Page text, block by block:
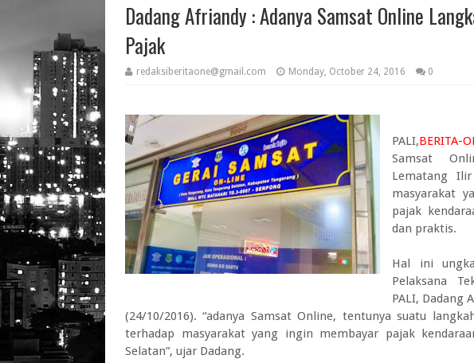
Dadang Afriandy : Adanya Samsat Online
Pajak
redaksiberitaone@gmail.com Monday, October 24, 2016 0
PALI,BERITA-
Samsat
Lematang
masyarakat
pajak
dan praktis.
Hal ini
Pelaksana
PALI, Dadang
(24/10/2016). “adanya Samsat Online, tentunya suatu
terhadap masyarakat yang ingin membayar pajak
Selatan”, ujar Dadang.